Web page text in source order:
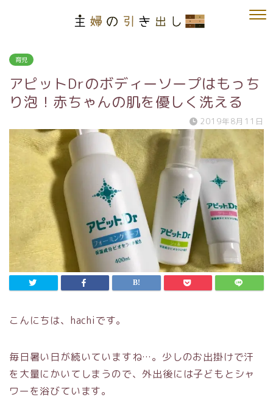
育児
アピットDrのボディーソープはもっち
り泡！赤ちゃんの肌を優しく洗える
2019年8月11日
こんにちは、hachiです。
毎日暑い日が続いていますね…。少しのお出掛けで汗
を大量にかいてしまうので、外出後には子どもとシャ
ワーを浴びています。